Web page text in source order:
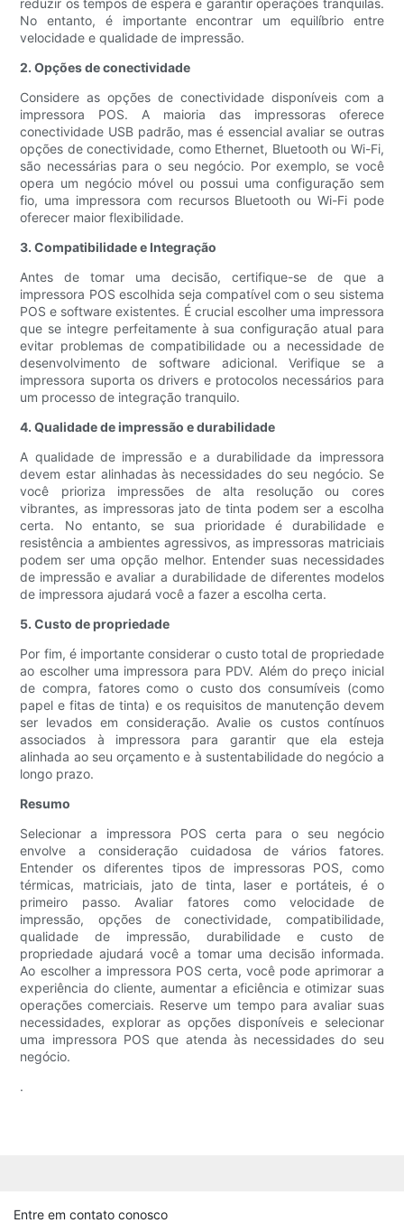
reduzir os tempos de espera e garantir operações tranquilas.
No entanto, é importante encontrar um equilíbrio entre
velocidade e qualidade de impressão.
2. Opções de conectividade
Considere as opções de conectividade disponíveis com a
impressora POS. A maioria das impressoras oferece
conectividade USB padrão, mas é essencial avaliar se outras
opções de conectividade, como Ethernet, Bluetooth ou Wi-Fi,
são necessárias para o seu negócio. Por exemplo, se você
opera um negócio móvel ou possui uma configuração sem
fio, uma impressora com recursos Bluetooth ou Wi-Fi pode
oferecer maior flexibilidade.
3. Compatibilidade e Integração
Antes de tomar uma decisão, certifique-se de que a
impressora POS escolhida seja compatível com o seu sistema
POS e software existentes. É crucial escolher uma impressora
que se integre perfeitamente à sua configuração atual para
evitar problemas de compatibilidade ou a necessidade de
desenvolvimento de software adicional. Verifique se a
impressora suporta os drivers e protocolos necessários para
um processo de integração tranquilo.
4. Qualidade de impressão e durabilidade
A qualidade de impressão e a durabilidade da impressora
devem estar alinhadas às necessidades do seu negócio. Se
você prioriza impressões de alta resolução ou cores
vibrantes, as impressoras jato de tinta podem ser a escolha
certa. No entanto, se sua prioridade é durabilidade e
resistência a ambientes agressivos, as impressoras matriciais
podem ser uma opção melhor. Entender suas necessidades
de impressão e avaliar a durabilidade de diferentes modelos
de impressora ajudará você a fazer a escolha certa.
5. Custo de propriedade
Por fim, é importante considerar o custo total de propriedade
ao escolher uma impressora para PDV. Além do preço inicial
de compra, fatores como o custo dos consumíveis (como
papel e fitas de tinta) e os requisitos de manutenção devem
ser levados em consideração. Avalie os custos contínuos
associados à impressora para garantir que ela esteja
alinhada ao seu orçamento e à sustentabilidade do negócio a
longo prazo.
Resumo
Selecionar a impressora POS certa para o seu negócio
envolve a consideração cuidadosa de vários fatores.
Entender os diferentes tipos de impressoras POS, como
térmicas, matriciais, jato de tinta, laser e portáteis, é o
primeiro passo. Avaliar fatores como velocidade de
impressão, opções de conectividade, compatibilidade,
qualidade de impressão, durabilidade e custo de
propriedade ajudará você a tomar uma decisão informada.
Ao escolher a impressora POS certa, você pode aprimorar a
experiência do cliente, aumentar a eficiência e otimizar suas
operações comerciais. Reserve um tempo para avaliar suas
necessidades, explorar as opções disponíveis e selecionar
uma impressora POS que atenda às necessidades do seu
negócio.
.
Entre em contato conosco